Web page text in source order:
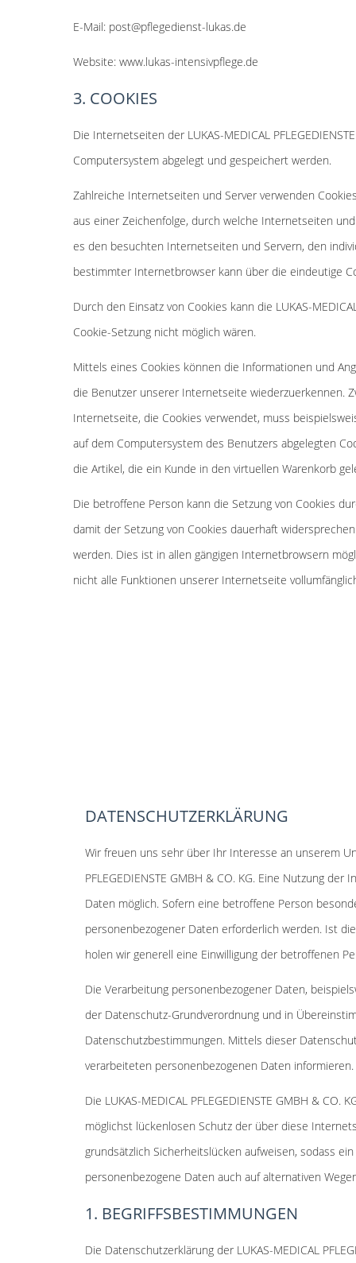
E-Mail: post@pflegedienst-lukas.de
Website: www.lukas-intensivpflege.de
3. COOKIES
Die Internetseiten der LUKAS-MEDICAL
Computersystem abgelegt und gespeichert werden.
Zahlreiche Internetseiten und Server verwenden
aus einer Zeichenfolge, durch welche Internetseiten
es den besuchten Internetseiten und Servern, den
bestimmter Internetbrowser kann über die eindeutige
Durch den Einsatz von Cookies kann die LUKAS-
Cookie-Setzung nicht möglich wären.
Mittels eines Cookies können die Informationen und
die Benutzer unserer Internetseite wiederzuerkennen.
Internetseite, die Cookies verwendet, muss
auf dem Computersystem des Benutzers abgelegten
die Artikel, die ein Kunde in den virtuellen Warenkorb
Die betroffene Person kann die Setzung von Cookies
damit der Setzung von Cookies dauerhaft
werden. Dies ist in allen gängigen Internetbrowsern
nicht alle Funktionen unserer Internetseite
DATENSCHUTZERKLÄRUNG
Wir freuen uns sehr über Ihr Interesse an unserem
PFLEGEDIENSTE GMBH & CO. KG. Eine Nutzung
Daten möglich. Sofern eine betroffene Person
personenbezogener Daten erforderlich werden. Ist
holen wir generell eine Einwilligung der betroffenen
Die Verarbeitung personenbezogener Daten,
der Datenschutz-Grundverordnung und in
Datenschutzbestimmungen. Mittels dieser
verarbeiteten personenbezogenen Daten
Die LUKAS-MEDICAL PFLEGEDIENSTE GMBH &
möglichst lückenlosen Schutz der über diese
grundsätzlich Sicherheitslücken aufweisen, sodass
personenbezogene Daten auch auf alternativen
1. BEGRIFFSBESTIMMUNGEN
Die Datenschutzerklärung der LUKAS-MEDICAL